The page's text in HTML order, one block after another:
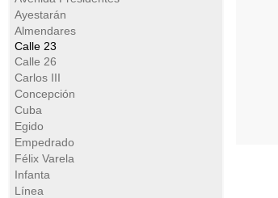
Ayestarán
Almendares
Calle 23
Calle 26
Carlos III
Concepción
Cuba
Egido
Empedrado
Félix Varela
Infanta
Línea